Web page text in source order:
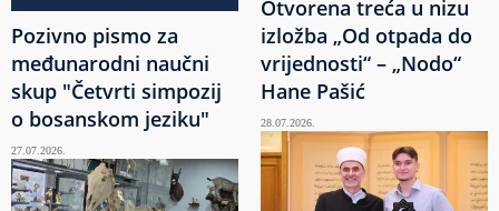
Pozivno pismo za
međunarodni naučni
skup "Četvrti simpozij
o bosanskom jeziku"
27.07.2026.
Otvorena treća u nizu
izložba „Od otpada do
vrijednosti“ – „Nodo“
Hane Pašić
28.07.2026.